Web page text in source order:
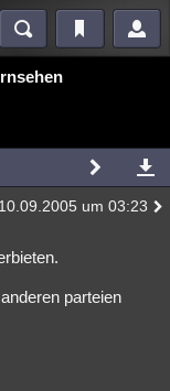
Kriminalfälle
Ufologie
10.09.2005 um 03:23
parteien